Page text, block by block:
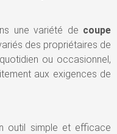
une variété de coupe
des propriétaires de
ou occasionnel,
aux exigences de
outil simple et efficace